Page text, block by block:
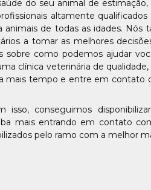
do seu animal de estimação,
altamente qualificados
de todas as idades. Nós
a tomar as melhores
sobre como podemos ajudar
clínica veterinária de
mais tempo e entre em contato
isso, conseguimos
mais entrando em contato
pelo ramo com a melhor